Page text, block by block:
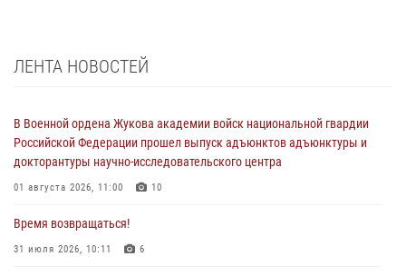
ЛЕНТА НОВОСТЕЙ
В Военной ордена Жукова академии войск национальной гвардии
Российской Федерации прошел выпуск адъюнктов адъюнктуры и
докторантуры научно-исследовательского центра
01 августа 2026, 11:00 10
Время возвращаться!
31 июля 2026, 10:11 6